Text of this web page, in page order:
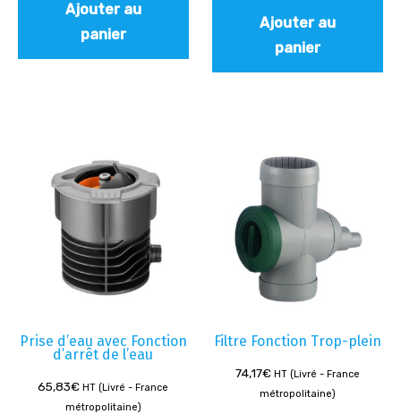
Ajouter au
panier
Ajouter au
panier
Prise d’eau avec Fonction
d’arrêt de l’eau
65,83€ HT (Livré - France
métropolitaine)
Filtre Fonction Trop-plein
74,17€ HT (Livré - France
métropolitaine)